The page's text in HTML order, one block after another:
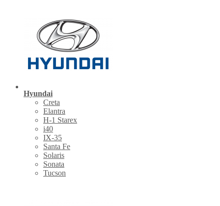
Hyundai
Creta
Elantra
H-1 Starex
i40
IX-35
Santa Fe
Solaris
Sonata
Tucson